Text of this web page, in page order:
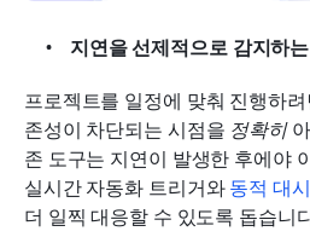
지연을 선제적으로 감지하
프로젝트를 일정에 맞춰 진행하
존성이 차단되는 시점을 정확히
존 도구는 지연이 발생한 후에야
실시간 자동화 트리거와 동적 대
더 일찍 대응할 수 있도록 돕습니